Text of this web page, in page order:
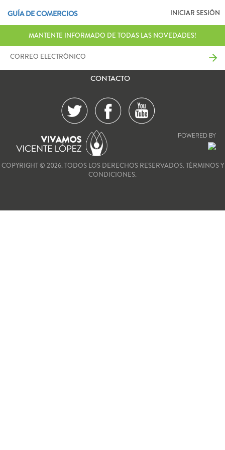
GUÍA DE COMERCIOS INICIAR SESIÓN
MANTENTE INFORMADO DE TODAS LAS NOVEDADES!
CONTACTO
POWERED BY
COPYRIGHT © 2026. TODOS LOS DERECHOS RESERVADOS. TÉRMINOS Y
CONDICIONES.